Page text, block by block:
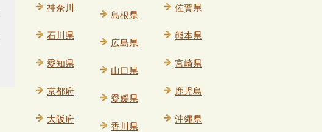
神奈川
石川県
愛知県
京都府
大阪府
島根県
広島県
山口県
愛媛県
香川県
佐賀県
熊本県
宮崎県
鹿児島
沖縄県